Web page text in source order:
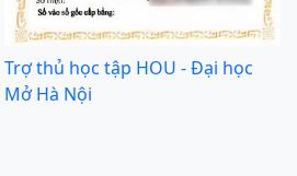
Trợ thủ học tập HOU - Đại học
Mở Hà Nội